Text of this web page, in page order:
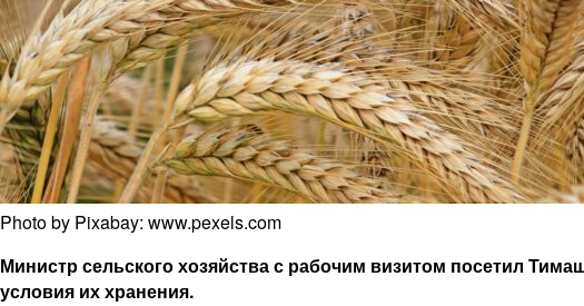
Photo by Pixabay: www.pexels.com
Министр сельского хозяйства с рабочим визитом посетил
условия их хранения.